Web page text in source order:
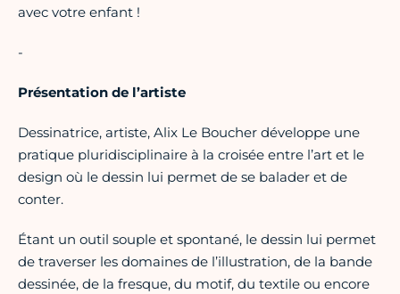
avec votre enfant !
-
Présentation de l’artiste
Dessinatrice, artiste, Alix Le Boucher développe une
pratique pluridisciplinaire à la croisée entre l’art et le
design où le dessin lui permet de se balader et de
conter.
Étant un outil souple et spontané, le dessin lui permet
de traverser les domaines de l’illustration, de la bande
dessinée, de la fresque, du motif, du textile ou encore